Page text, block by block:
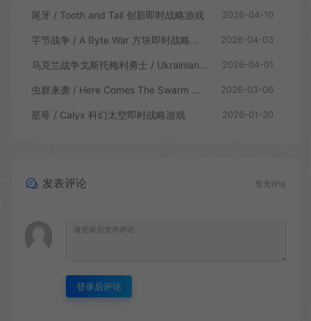
尾牙 / Tooth and Tail 创新即时战略游戏 2026-04-10
字节战争 / A Byte War 方块即时战略游戏 2026-04-03
乌克兰战争戈斯托梅利勇士 / Ukrainian Warfare Gostomel Heroes 即时战略游戏 2026-04-01
虫群来袭 / Here Comes The Swarm 生存即时战略游戏 2026-03-06
星萼 / Calyx 科幻太空即时战略游戏 2026-01-30
发表评论 暂无评论
登录后评论